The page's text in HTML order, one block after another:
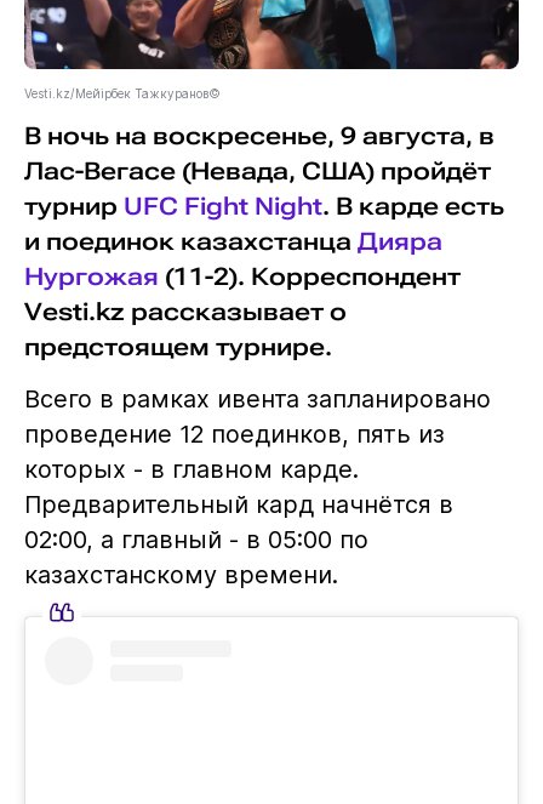
Vesti.kz/Мейірбек Тажкуранов©
В ночь на воскресенье, 9 августа, в
Лас-Вегасе (Невада, США) пройдёт
турнир UFC Fight Night. В карде есть
и поединок казахстанца Дияра
Нургожая (11-2). Корреспондент
Vesti.kz рассказывает о
предстоящем турнире.
Всего в рамках ивента запланировано
проведение 12 поединков, пять из
которых - в главном карде.
Предварительный кард начнётся в
02:00, а главный - в 05:00 по
казахстанскому времени.